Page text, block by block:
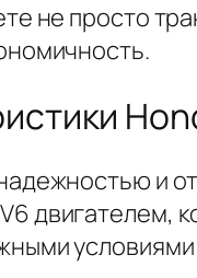
не просто
и
двигателем,